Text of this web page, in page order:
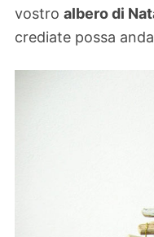
vostro albero di
crediate possa